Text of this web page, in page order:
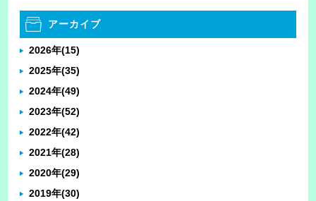
アーカイブ
2026年(15)
2025年(35)
2024年(49)
2023年(52)
2022年(42)
2021年(28)
2020年(29)
2019年(30)